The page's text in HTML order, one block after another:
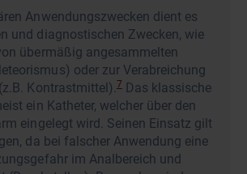
Anwendungszwecken dient es
und diagnostischen Zwecken, wie
übermäßig angesammelten
oder zur Verabreichung
Kontrastmittel).7Das klassische
ein Katheter, welcher über den
eingelegt wird. Seinen Einsatz gilt
da bei falscher Anwendung eine
im Analbereich und